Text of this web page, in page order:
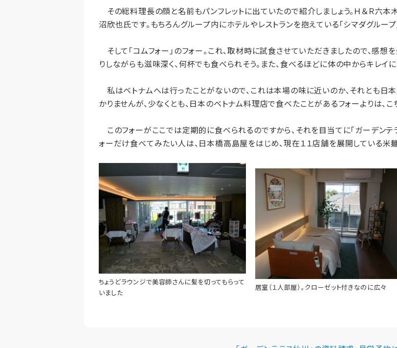
その総料理長の顔と名前もパンフレットに出ていたので紹介しましょう。Ｈ＆Ｒ六
沼欣也氏です。もちろんグループ内にホテルやレストランを抱えている「シマダグルー
そして「コムフォー」のフォー。これ、取材時に試食させていただきましたので、感想
りしながらも滋味深く、何杯でも食べられそう。また、食べるほどに体の中からキレイに
私はベトナムへは行ったことがないので、これは本場の味に近いのか、それとも日
かりませんが、少なくとも、日本のベトナム料理店で食べたことがあるフォーよりは、
このフォーがここでは定期的に食べられるのですから、それを目当てに「ガーデンテ
ォーだけ食べてみたい人は、日本橋高島屋をはじめ、現在１１店舗を展開している米麺
ちょうどラウンジで美容師さんに髪を切ってもらって
いました
居室（１人部屋）。クローゼット付きなのに広々